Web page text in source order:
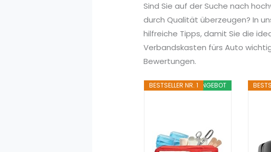
Sind Sie auf der Suche nach
durch Qualität überzeugen? In
hilfreiche Tipps, damit Sie die
Verbandskasten fürs Auto
Bewertungen.
ANGEBOT
BESTSELLER NR. 1